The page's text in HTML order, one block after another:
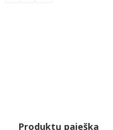
Produktų paieška